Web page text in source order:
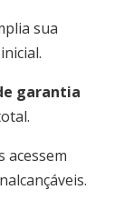
sua
garantia
acessem